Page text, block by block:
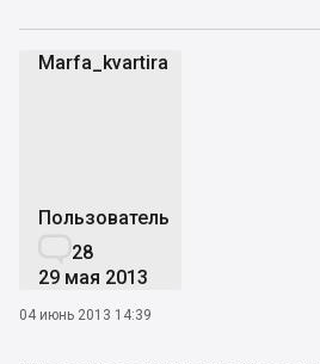
Marfa_kvartira
Пользователь
28
29 мая 2013
04 июнь 2013 14:39